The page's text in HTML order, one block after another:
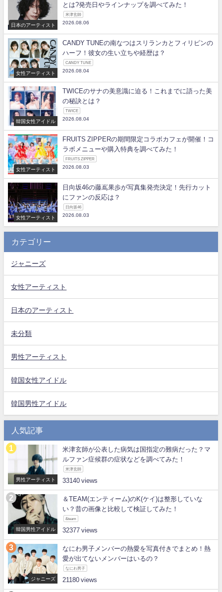
日本のアーティスト
とは?発売日やラインナップを調べてみた！
米津玄師
2026.08.06
女性アーティスト
CANDY TUNEの南なつはスリランカとフィリピンの
ハーフ！彼女の生い立ちや経歴は？
CANDY TUNE
2026.08.04
韓国女性アイドル
TWICEのサナの美意識に迫る！これまでに語った美
の秘訣とは？
TWICE
2026.08.04
女性アーティスト
FRUITS ZIPPERの期間限定コラボカフェが開催！コ
ラボメニューや購入特典を調べてみた！
FRUITS ZIPPER
2026.08.03
女性アーティスト
日向坂46の藤嶌果歩が写真集発売決定！先行カット
にファンの反応は？
日向坂46
2026.08.03
カテゴリー
ジャニーズ
女性アーティスト
日本のアーティスト
未分類
男性アーティスト
韓国女性アイドル
韓国男性アイドル
人気記事
男性アーティスト
米津玄師が公表した病気は国指定の難病だった？マ
ルファン症候群の症状などを調べてみた！
米津玄師
33140
韓国男性アイドル
＆TEAM(エンティーム)のK(ケイ)は整形していな
い？昔の画像と比較して検証してみた！
&team
32377
ジャニーズ
なにわ男子メンバーの熱愛を写真付きでまとめ！熱
愛が出てないメンバーはいるの？
なにわ男子
21180